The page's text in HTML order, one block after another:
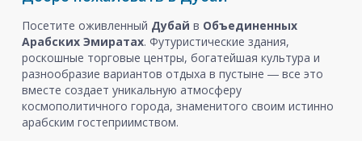
Посетите оживленный Дубай в Объединенных
Арабских Эмиратах. Футуристические здания,
роскошные торговые центры, богатейшая культура и
разнообразие вариантов отдыха в пустыне ― все это
вместе создает уникальную атмосферу
космополитичного города, знаменитого своим истинно
арабским гостеприимством.